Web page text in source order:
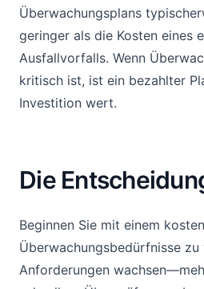
Überwachungsplans
geringer als die Kosten eines
Ausfallvorfalls. Wenn
kritisch ist, ist ein bezahlter
Investition wert.
Die
Beginnen Sie mit einem
Überwachungsbedürfnisse zu
Anforderungen